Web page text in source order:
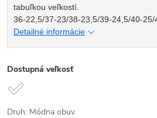
tabuľkou veľkostí.
36-22,5/37-23/38-23,5/39-24,5/40-25/
Detailné informácie
Dostupná veľkosť
Druh: Módna obuv